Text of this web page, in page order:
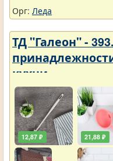
Орг: Леда
ТД "Галеон" -
кухни
12,87 ₽ 21,88 ₽